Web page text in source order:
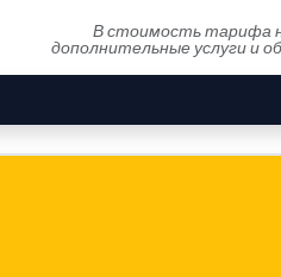
В стоимость тарифа
дополнительные услуги и